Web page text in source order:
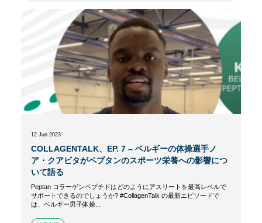
12 Jun 2023
COLLAGENTALK、EP. 7 – ベルギーの体操選手ノ
ア・クアビタがペプタンのスポーツ栄養への影響につ
いて語る
Peptan コラーゲンペプチドはどのようにアスリートを最高レベルで
サポートできるのでしょうか? #CollagenTalk の最新エピソードで
は、ベルギー男子体操...